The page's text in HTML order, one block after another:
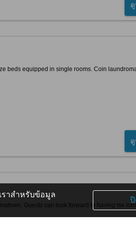
beds equipped in single rooms. Coin
Guests can look forward to having Ise
ราสำหรับข้อมูล